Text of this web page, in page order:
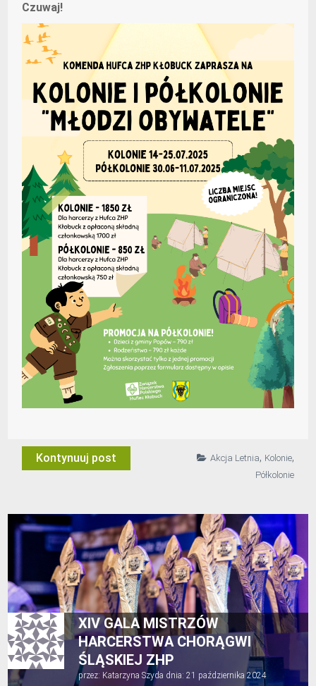
Czuwaj!
Kontynuuj post Akcja Letnia, Kolonie,
Półkolonie
XIV GALA MISTRZÓW
HARCERSTWA CHORĄGWI
ŚLĄSKIEJ ZHP
przez: Katarzyna Szyda dnia:21 października 2024